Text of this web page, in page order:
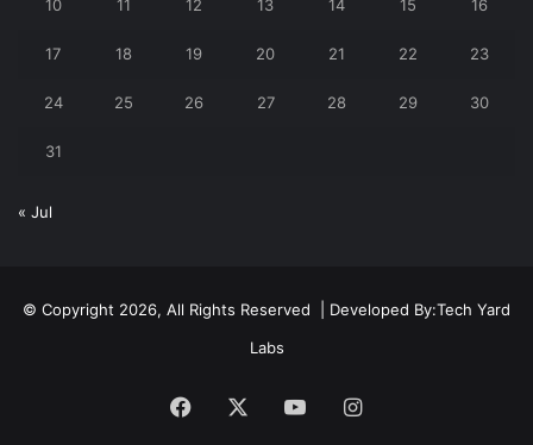
10 11 12 13 14 15 16
17 18 19 20 21 22 23
24 25 26 27 28 29 30
31
« Jul
© Copyright 2026, All Rights Reserved | Developed By:Tech Yard
Labs
Facebook YouTubeInstagram